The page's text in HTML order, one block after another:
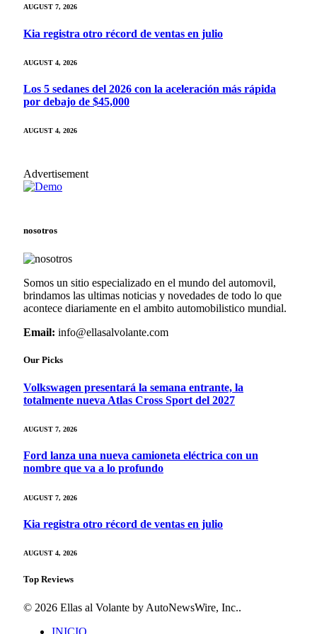
AUGUST 7, 2026
Kia registra otro récord de ventas en julio
AUGUST 4, 2026
Los 5 sedanes del 2026 con la aceleración más rápida
por debajo de $45,000
AUGUST 4, 2026
Advertisement
nosotros
Somos un sitio especializado en el mundo del automovil,
brindamos las ultimas noticias y novedades de todo lo que
acontece diariamente en el ambito automobilistico mundial.
Email: info@ellasalvolante.com
Our Picks
Volkswagen presentará la semana entrante, la
totalmente nueva Atlas Cross Sport del 2027
AUGUST 7, 2026
Ford lanza una nueva camioneta eléctrica con un
nombre que va a lo profundo
AUGUST 7, 2026
Kia registra otro récord de ventas en julio
AUGUST 4, 2026
Top Reviews
© 2026 Ellas al Volante by AutoNewsWire, Inc..
INICIO